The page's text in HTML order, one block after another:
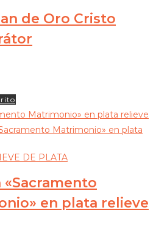
de Oro Cristo
DE PLATA
«Sacramento
en plata relieve